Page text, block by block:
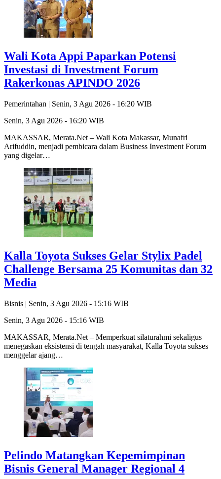
Wali Kota Appi Paparkan Potensi
Investasi di Investment Forum
Rakerkonas APINDO 2026
Pemerintahan | Senin, 3 Agu 2026 - 16:20 WIB
Senin, 3 Agu 2026 - 16:20 WIB
MAKASSAR, Merata.Net – Wali Kota Makassar, Munafri
Arifuddin, menjadi pembicara dalam Business Investment Forum
yang digelar…
Kalla Toyota Sukses Gelar Stylix Padel
Challenge Bersama 25 Komunitas dan 32
Media
Bisnis | Senin, 3 Agu 2026 - 15:16 WIB
Senin, 3 Agu 2026 - 15:16 WIB
MAKASSAR, Merata.Net – Memperkuat silaturahmi sekaligus
menegaskan eksistensi di tengah masyarakat, Kalla Toyota sukses
menggelar ajang…
Pelindo Matangkan Kepemimpinan
Bisnis General Manager Regional 4